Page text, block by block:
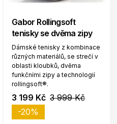
Gabor Rollingsoft
tenisky se dvěma zipy
Dámské tenisky z kombinace
různých materiálů, se strečí v
oblasti kloubků, dvěma
funkčními zipy a technologií
rollingsoft®.
3 199 Kč 3 999 Kč
-20%